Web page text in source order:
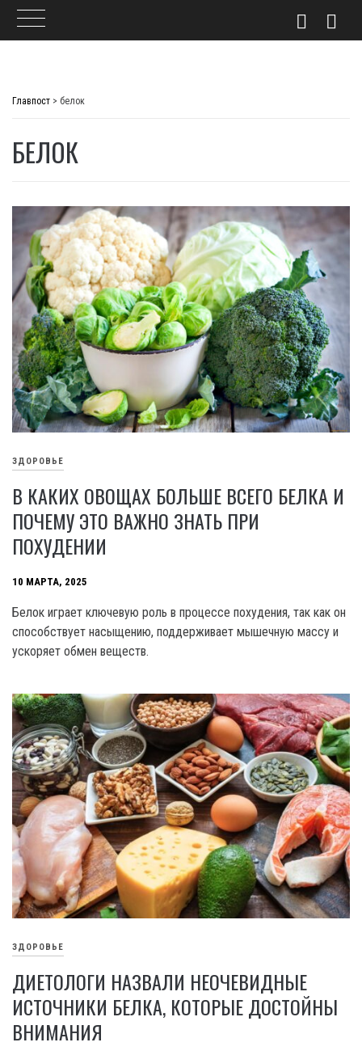
Главпост > белок
БЕЛОК
ЗДОРОВЬЕ
В КАКИХ ОВОЩАХ БОЛЬШЕ ВСЕГО БЕЛКА И
ПОЧЕМУ ЭТО ВАЖНО ЗНАТЬ ПРИ
ПОХУДЕНИИ
10 МАРТА, 2025
Белок играет ключевую роль в процессе похудения, так как он
способствует насыщению, поддерживает мышечную массу и
ускоряет обмен веществ.
ЗДОРОВЬЕ
ДИЕТОЛОГИ НАЗВАЛИ НЕОЧЕВИДНЫЕ
ИСТОЧНИКИ БЕЛКА, КОТОРЫЕ ДОСТОЙНЫ
ВНИМАНИЯ